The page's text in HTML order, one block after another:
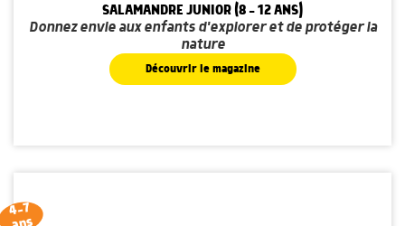
SALAMANDRE JUNIOR (8 - 12 ANS)
Donnez envie aux enfants d'explorer et de protéger la
nature
Découvrir le magazine
4-7